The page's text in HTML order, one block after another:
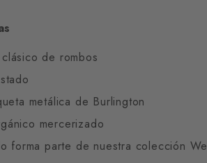
clásico de rombos
metálica de Burlington
mercerizado
forma parte de nuestra colección We